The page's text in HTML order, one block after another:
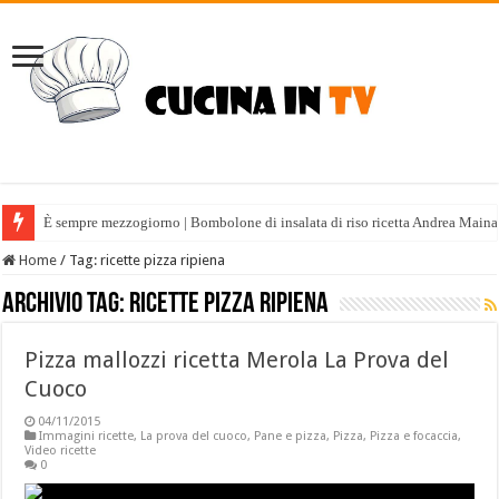
È sempre mezzogiorno | Bombolone di insalata di riso ricetta Andrea
Home / Tag:ricette pizza ripiena
Archivio tag: ricette pizza ripiena
Pizza mallozzi ricetta Merola La Prova del
Cuoco
04/11/2015
Immagini ricette, La prova del cuoco, Pane e pizza, Pizza, Pizza e focaccia,
Video ricette
0